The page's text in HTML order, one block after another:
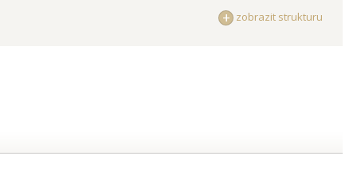
zobrazit strukturu